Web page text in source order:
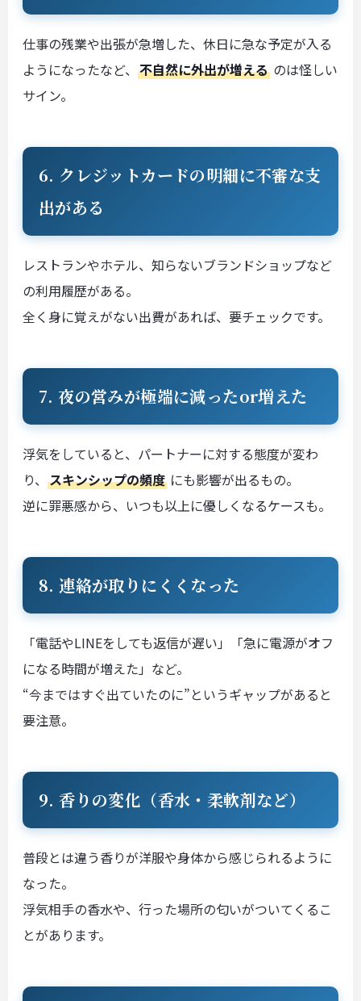
仕事の残業や出張が急増した、休日に急な予定が入る
ようになったなど、 不自然に外出が増える のは怪しい
サイン。
6. クレジットカードの明細に不審な支
出がある
レストランやホテル、知らないブランドショップなど
の利用履歴がある。
全く身に覚えがない出費があれば、要チェックです。
7. 夜の営みが極端に減ったor増えた
浮気をしていると、パートナーに対する態度が変わ
り、 スキンシップの頻度 にも影響が出るもの。
逆に罪悪感から、いつも以上に優しくなるケースも。
8. 連絡が取りにくくなった
「電話やLINEをしても返信が遅い」「急に電源がオフ
になる時間が増えた」など。
“今まではすぐ出ていたのに”というギャップがあると
要注意。
9. 香りの変化（香水・柔軟剤など）
普段とは違う香りが洋服や身体から感じられるように
なった。
浮気相手の香水や、行った場所の匂いがついてくるこ
とがあります。